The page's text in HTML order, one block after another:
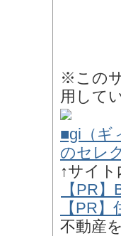
※この
用して
■gi（ギ
のセレ
↑サイ
【PR
【PR
不動産